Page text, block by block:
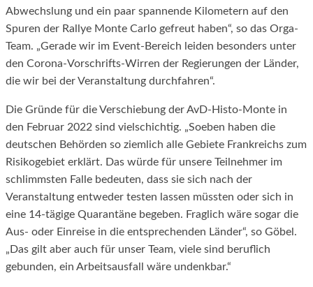
Abwechslung und ein paar spannende Kilometern auf den
Spuren der Rallye Monte Carlo gefreut haben“, so das Orga-
Team. „Gerade wir im Event-Bereich leiden besonders unter
den Corona-Vorschrifts-Wirren der Regierungen der Länder,
die wir bei der Veranstaltung durchfahren“.
Die Gründe für die Verschiebung der AvD-Histo-Monte in
den Februar 2022 sind vielschichtig. „Soeben haben die
deutschen Behörden so ziemlich alle Gebiete Frankreichs zum
Risikogebiet erklärt. Das würde für unsere Teilnehmer im
schlimmsten Falle bedeuten, dass sie sich nach der
Veranstaltung entweder testen lassen müssten oder sich in
eine 14-tägige Quarantäne begeben. Fraglich wäre sogar die
Aus- oder Einreise in die entsprechenden Länder“, so Göbel.
„Das gilt aber auch für unser Team, viele sind beruflich
gebunden, ein Arbeitsausfall wäre undenkbar.“